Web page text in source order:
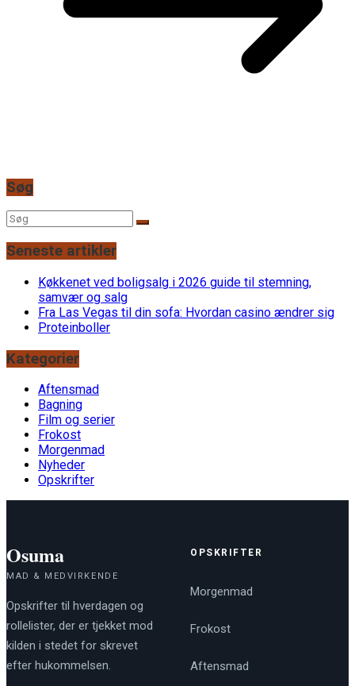
Søg
Seneste artikler
Køkkenet ved boligsalg i 2026 guide til stemning,
samvær og salg
Fra Las Vegas til din sofa: Hvordan casino ændrer sig
Proteinboller
Kategorier
Aftensmad
Bagning
Film og serier
Frokost
Morgenmad
Nyheder
Opskrifter
Osuma
MAD & MEDVIRKENDE
Opskrifter til hverdagen og
rollelister, der er tjekket mod
kilden i stedet for skrevet
efter hukommelsen.
OPSKRIFTER
Morgenmad
Frokost
Aftensmad